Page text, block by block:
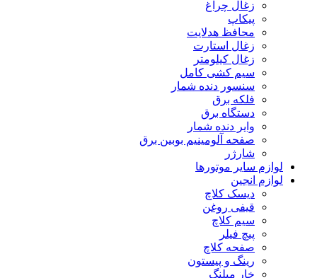
زغال چراغ
پیکاپ
محافظ هدلایت
زغال استارت
زغال کیلومتر
سیم کشی کامل
سنسور دنده شمار
فلکه برق
دستگاه برق
وایر دنده شمار
صفحه آلومینیم بوبین برق
شارژر
لوازم سایر موتورها
لوازم انجین
دیسک کلاچ
قیفی روغن
سیم کلاچ
پیچ فیلر
صفحه کلاچ
رینگ و پیستون
خار میلنگ